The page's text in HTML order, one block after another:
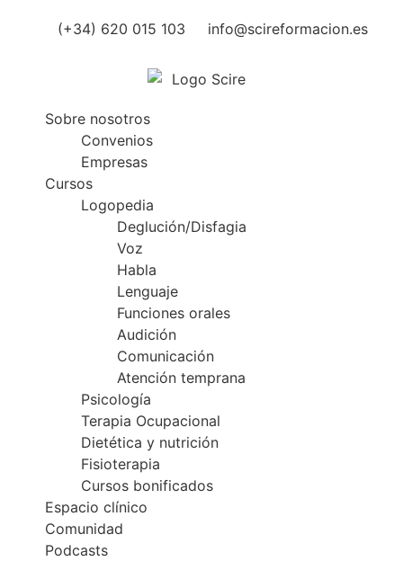
(+34) 620 015 103 info@scireformacion.es
Sobre nosotros
Convenios
Empresas
Cursos
Logopedia
Deglución/Disfagia
Voz
Habla
Lenguaje
Funciones orales
Audición
Comunicación
Atención temprana
Psicología
Terapia Ocupacional
Dietética y nutrición
Fisioterapia
Cursos bonificados
Espacio clínico
Comunidad
Podcasts